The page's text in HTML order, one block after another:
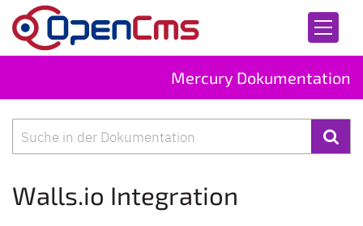
Zum Inhalt springen
Mercury Dokumentation
Walls.io Integration
Suche